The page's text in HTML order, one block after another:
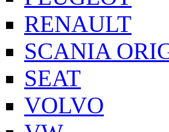
RENAULT
SCANIA
SEAT
VOLVO